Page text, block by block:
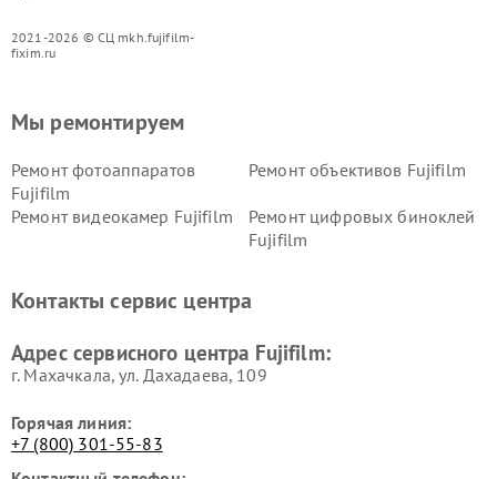
2021-2026 © СЦ mkh.fujifilm-
fixim.ru
Мы ремонтируем
Ремонт фотоаппаратов
Fujifilm
Ремонт объективов Fujifilm
Ремонт видеокамер Fujifilm
Ремонт цифровых биноклей
Fujifilm
Контакты сервис центра
Адрес сервисного центра Fujifilm:
г. Махачкала, ул. Дахадаева, 109
Горячая линия:
+7 (800) 301-55-83